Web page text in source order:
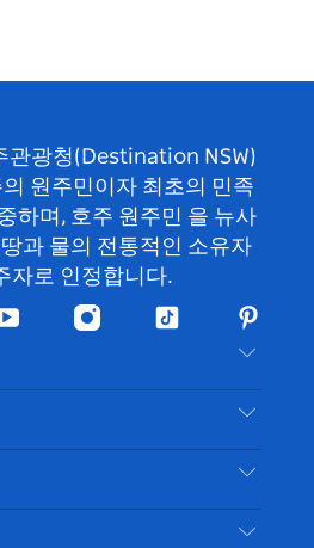
관광청(Destination NSW)
원주민이자 최초의 민족
하며, 호주 원주민 을 뉴사
과 물의 전통적인 소유자
자로 인정합니다.
유
브
인
타
램
틱
핀
터
레
스
트